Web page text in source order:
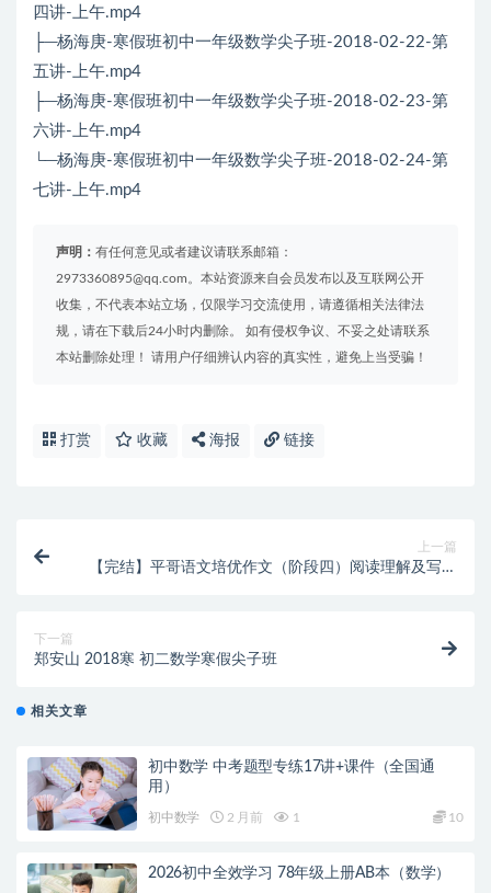
四讲-上午.mp4
├─杨海庚-寒假班初中一年级数学尖子班-2018-02-22-第
五讲-上午.mp4
├─杨海庚-寒假班初中一年级数学尖子班-2018-02-23-第
六讲-上午.mp4
└─杨海庚-寒假班初中一年级数学尖子班-2018-02-24-第
七讲-上午.mp4
声明： 有任何意见或者建议请联系邮箱：
2973360895@qq.com。本站资源来自会员发布以及互联网公开
收集，不代表本站立场，仅限学习交流使用，请遵循相关法律法
规，请在下载后24小时内删除。 如有侵权争议、不妥之处请联系
本站删除处理！ 请用户仔细辨认内容的真实性，避免上当受骗！
打赏 收藏 海报 链接
上一篇
【完结】平哥语文培优作文（阶段四）阅读理解及写作
下一篇
郑安山 2018寒 初二数学寒假尖子班
相关文章
初中数学 中考题型专练17讲+课件（全国通
用）
初中数学 2 月前 1 10
2026初中全效学习 78年级上册AB本（数学）